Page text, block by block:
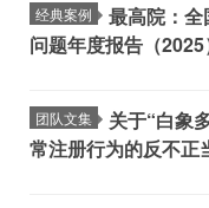
经典案例
最高院：
问题年度报告（2025
团队文集
关于“白象
常注册行为的反不正